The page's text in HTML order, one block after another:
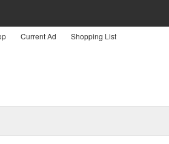
Current Ad Shopping List